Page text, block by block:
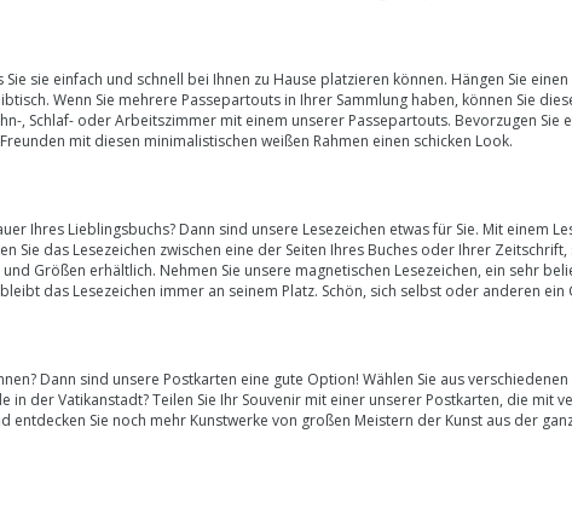
sie einfach und schnell bei Ihnen zu Hause platzieren können. Hängen Sie
Wenn Sie mehrere Passepartouts in Ihrer Sammlung haben, können Sie
, Schlaf- oder Arbeitszimmer mit einem unserer Passepartouts. Bevorzugen Sie
mit diesen minimalistischen weißen Rahmen einen schicken Look.
Ihres Lieblingsbuchs? Dann sind unsere Lesezeichen etwas für Sie. Mit einem
Sie das Lesezeichen zwischen eine der Seiten Ihres Buches oder Ihrer
Größen erhältlich. Nehmen Sie unsere magnetischen Lesezeichen, ein sehr
das Lesezeichen immer an seinem Platz. Schön, sich selbst oder anderen ein
Dann sind unsere Postkarten eine gute Option! Wählen Sie aus
der Vatikanstadt? Teilen Sie Ihr Souvenir mit einer unserer Postkarten, die mit
Sie noch mehr Kunstwerke von großen Meistern der Kunst aus der